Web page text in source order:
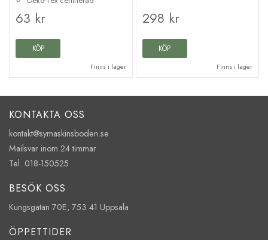
63 kr
KÖP
Finns i lager
298 kr
KÖP
Finns i lager
KONTAKTA OSS
kontakt@symaskinsboden.se
Mailsvar inom 24 timmar
Tel. 018-150525
BESÖK OSS
Kungsgatan 70E, 753 41 Uppsala
ÖPPETTIDER